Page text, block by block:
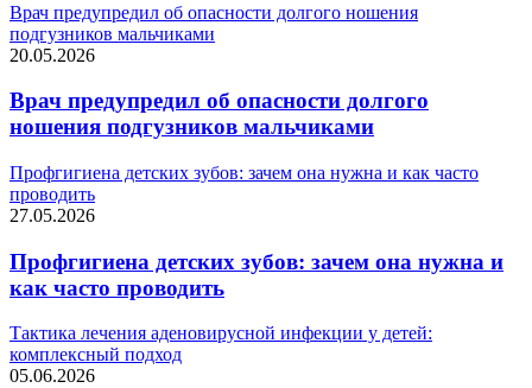
Врач предупредил об опасности долгого ношения
подгузников мальчиками
20.05.2026
Врач предупредил об опасности долгого
ношения подгузников мальчиками
Профгигиена детских зубов: зачем она нужна и как часто
проводить
27.05.2026
Профгигиена детских зубов: зачем она нужна и
как часто проводить
Тактика лечения аденовирусной инфекции у детей:
комплексный подход
05.06.2026